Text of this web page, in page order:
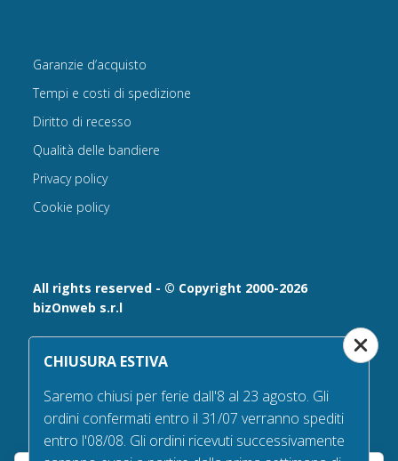
All rights reserved - © Copyright 2000-2026
bizOnweb s.r.l
Via Fratelli Bandiera 18, 25122 - Brescia, Italia
P.IVA 02232630984 - Iscrizione presso la Camera di
n° REA 432569 Capitale sociale versato Euro 25.000,00.
Tel +39.030 6394506
Garanzie d’acquisto
Tempi e costi di spedizione
Diritto di recesso
Qualità delle bandiere
Privacy policy
Cookie policy
CHIUSURA ESTIVA
Saremo chiusi per ferie dall'8 al 23 agosto. Gli
ordini confermati entro il 31/07 verranno spediti
entro l'08/08. Gli ordini ricevuti successivamente